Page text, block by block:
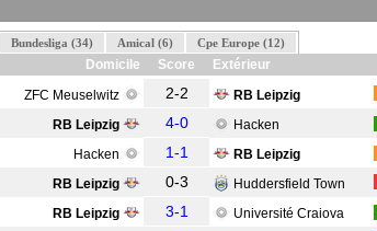
Bundesliga (34) Amical (6) Cpe Europe (12)
Domicile Score
Extérieur
ZFC Meuselwitz 2-2 RB Leipzig
RB Leipzig 4-0 Hacken
Hacken 1-1 RB Leipzig
RB Leipzig 0-3 Huddersfield Town
RB Leipzig 3-1 Université Craiova